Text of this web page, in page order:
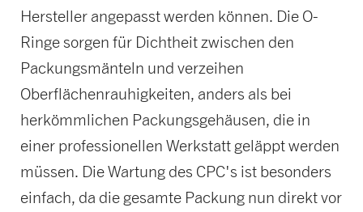
Hersteller angepasst werden können. Die O-
Ringe sorgen für Dichtheit zwischen den
Packungsmänteln und verzeihen
Oberflächenrauhigkeiten, anders als bei
herkömmlichen Packungsgehäusen, die in
einer professionellen Werkstatt geläppt werden
müssen. Die Wartung des CPC's ist besonders
einfach, da die gesamte Packung nun direkt vor